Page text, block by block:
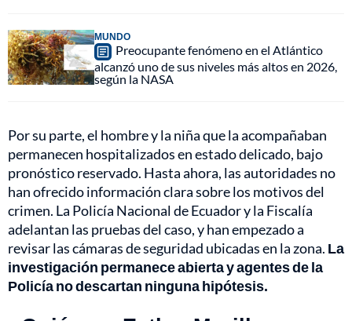
MUNDO
Preocupante fenómeno en el Atlántico
alcanzó uno de sus niveles más altos en 2026,
según la NASA
Por su parte, el hombre y la niña que la acompañaban
permanecen hospitalizados en estado delicado, bajo
pronóstico reservado. Hasta ahora, las autoridades no
han ofrecido información clara sobre los motivos del
crimen. La Policía Nacional de Ecuador y la Fiscalía
adelantan las pruebas del caso, y han empezado a
revisar las cámaras de seguridad ubicadas en la zona. La
investigación permanece abierta y agentes de la
Policía no descartan ninguna hipótesis.